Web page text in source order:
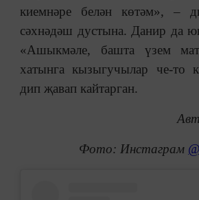
киемнәре белән көтәм», –
сәхнәдәш дустына. Данир да
«Ашыкмәле, башта үзем
хатынга кызыгучылар че-то
дип җавап кайтарган.
Фото: Инстаграм